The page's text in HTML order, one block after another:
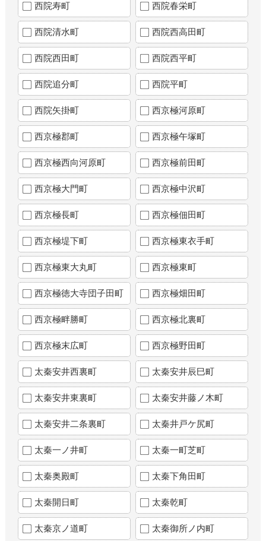
西院寿町 西院春栄町
西院清水町 西院西高田町
西院西田町 西院西平町
西院追分町 西院平町
西院矢掛町 西京極河原町
西京極郡町 西京極午塚町
西京極西向河原町 西京極前田町
西京極大門町 西京極中沢町
西京極長町 西京極佃田町
西京極堤下町 西京極東衣手町
西京極東大丸町 西京極東町
西京極徳大寺団子田町 西京極畑田町
西京極畔勝町 西京極北裏町
西京極末広町 西京極野田町
太秦安井西裏町 太秦安井辰巳町
太秦安井東裏町 太秦安井藤ノ木町
太秦安井二条裏町 太秦井戸ケ尻町
太秦一ノ井町 太秦一町芝町
太秦奥殿町 太秦下角田町
太秦開日町 太秦乾町
太秦京ノ道町 太秦御所ノ内町